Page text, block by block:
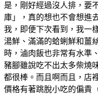
是，剛好經過沒人排，要
庫」，真的想也不會想進
我，即便下次看到，我一
湯鮮、滿滿的蛤蜊鮮和薑
時，滷肉飯也非常有水準
豬腳雖說吃不出太多柴燒
都很棒。而且啊而且，店
價格有著跳脫小吃的偏貴